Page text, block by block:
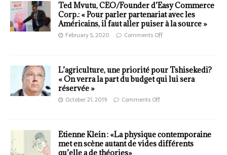
Ted Mvutu, CEO/Founder d’Easy Commerce
Corp.: « Pour parler partenariat avec les
Américains, il faut aller puiser à la source »
February 5, 2020 Comments Off
L’agriculture, une priorité pour Tshisekedi?
« On verra la part du budget qui lui sera
réservée »
October 21, 2019 Comments Off
Etienne Klein : «La physique contemporaine
met en scène autant de vides différents
qu’elle a de théories»